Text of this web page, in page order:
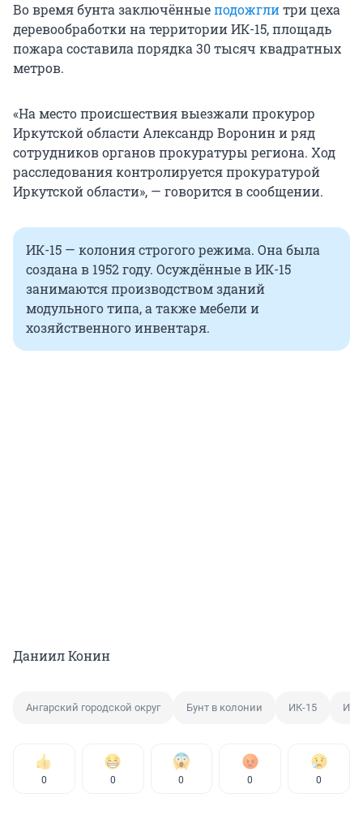
Во время бунта заключённыеподожглитри цеха
деревообработки на территории ИК-15, площадь
пожара составила порядка 30 тысяч квадратных
метров.
«На место происшествия выезжали прокурор
Иркутской области Александр Воронин и ряд
сотрудников органов прокуратуры региона. Ход
расследования контролируется прокуратурой
Иркутской области», — говорится в сообщении.
ИК-15 — колония строгого режима. Она была
создана в 1952 году. Осуждённые в ИК-15
занимаются производством зданий
модульного типа, а также мебели и
хозяйственного инвентаря.
Даниил Конин
Ангарский городской округ Бунт в колонии ИК-15 ИК-
0 0 0 0 0